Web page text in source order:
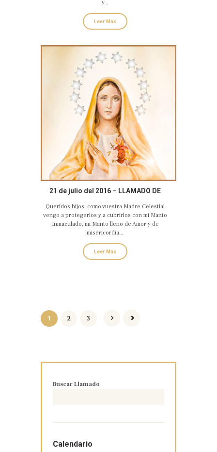
y...
Leer Más
21 de julio del 2016 – LLAMADO DE
DOLOROSO E INMACULADO DE MARÍA
Queridos hijos, como vuestra Madre Celestial
vengo a protegerlos y a cubrirlos con mi Manto
Inmaculado, mi Manto lleno de Amor y de
misericordia...
Leer Más
1 2 3
Buscar Llamado
Calendario